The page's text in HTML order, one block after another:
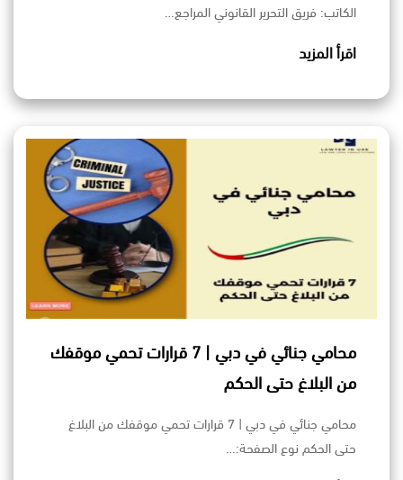
الكاتب: فريق التحرير القانوني المراجع…
اقرأ المزيد
محامي جنائي في دبي | 7 قرارات تحمي موقفك
من البلاغ حتى الحكم
محامي جنائي في دبي | 7 قرارات تحمي موقفك من البلاغ
حتى الحكم نوع الصفحة:…